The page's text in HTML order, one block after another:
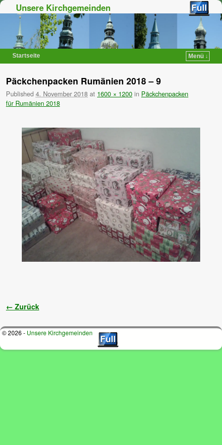
Unsere Kirchgemeinden
Startseite
Menü ↓
Päckchenpacken Rumänien 2018 – 9
Published 4. November 2018 at 1600 × 1200 in Päckchenpacken
für Rumänien 2018
Bilder-Navigation
← Zurück
© 2026 - Unsere Kirchgemeinden